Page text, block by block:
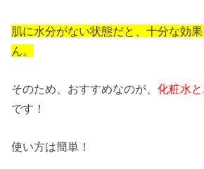
肌に水分がない状態だと、十分な効
ん。
そのため、おすすめなのが、化粧水
です！
使い方は簡単！